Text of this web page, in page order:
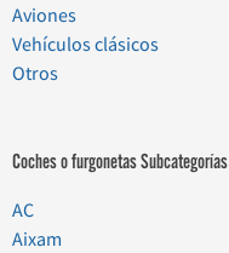
Aviones
Vehículos clásicos
Otros
Coches o furgonetas Subcategorías
AC
Aixam